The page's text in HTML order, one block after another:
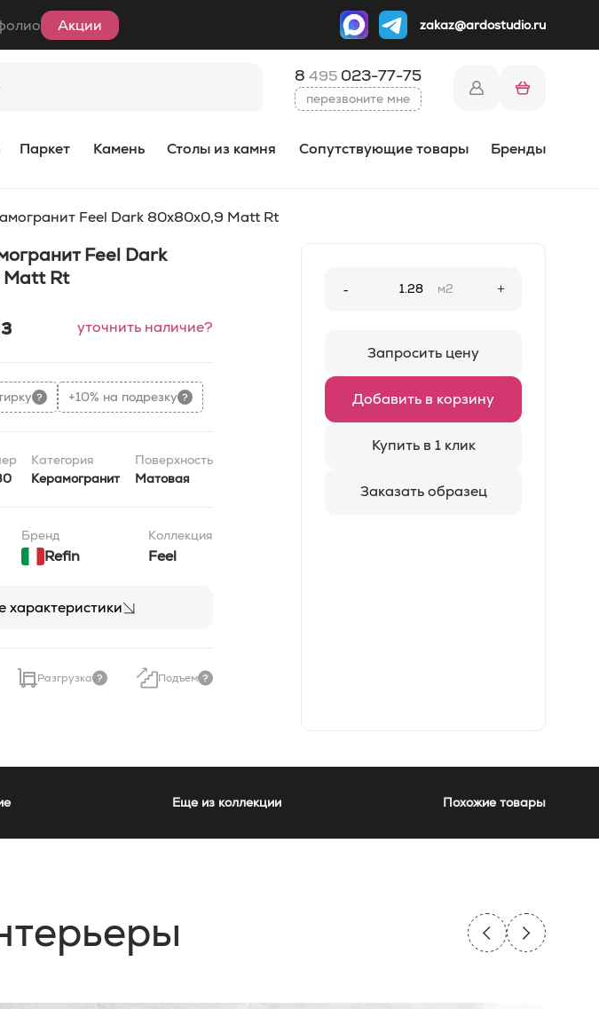
Акции zakaz@ardostudio.ru
8 495 023-77-75
перезвоните мне
Паркет Камень Столы из камня Сопутствующие товары Бренды
Feel Dark 80x80x0,9 Matt Rt
Feel Dark
Rt
уточнить наличие?
+10% на подрезку
Категория
Керамогранит
Поверхность
Матовая
Бренд
Refin
Коллекция
Feel
характеристики
Разгрузка Подъем
- м2 +
Запросить цену
Добавить в корзину
Купить в 1 клик
Заказать образец
Еще из коллекции Похожие товары